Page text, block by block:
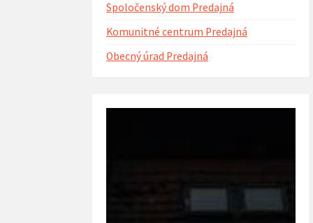
Spoločenský dom Predajná
Komunitné centrum Predajná
Obecný úrad Predajná